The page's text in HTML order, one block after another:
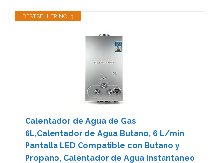
BESTSELLER NO. 3
Calentador de Agua de Gas
6L,Calentador de Agua Butano, 6 L/min
Pantalla LED Compatible con Butano y
Propano, Calentador de Agua Instantaneo